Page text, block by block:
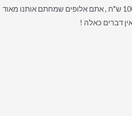
בצלופן במבצע של 7 יחידות ב 100 ש"ח , אתם אלופים שמחתם אותנו מאוד
דברים כאלה !